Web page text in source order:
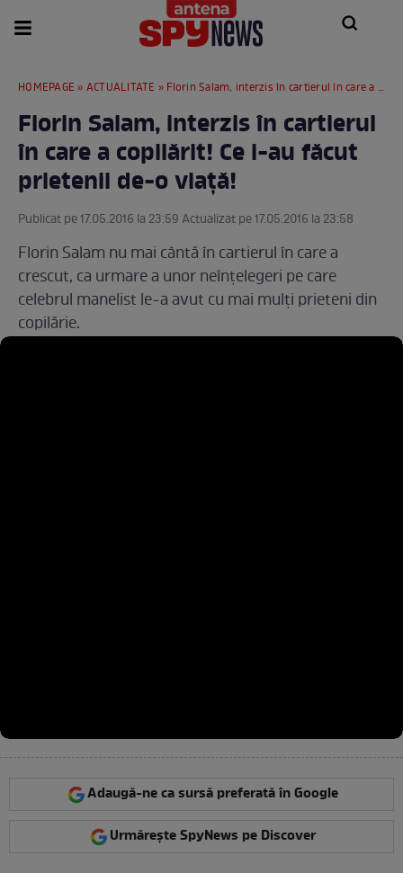
HOMEPAGE » ACTUALITATE » Florin Salam, interzis în cartierul în care a copilărit! Ce i-au făcut prietenii de-o viaţă!
Florin Salam, interzis în cartierul
în care a copilărit! Ce i-au făcut
prietenii de-o viaţă!
Publicat pe 17.05.2016 la 23:59 Actualizat pe 17.05.2016 la 23:58
Florin Salam nu mai cântă în cartierul în care a
crescut, ca urmare a unor neînţelegeri pe care
celebrul manelist le-a avut cu mai mulţi prieteni din
copilărie.
Adaugă-ne ca sursă preferată în Google
Urmărește SpyNews pe Discover